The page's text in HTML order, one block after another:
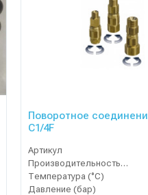
Поворотное
C1/4F
Артикул
Производительность (л/мин)
Температура (°C)
Давление (бар)